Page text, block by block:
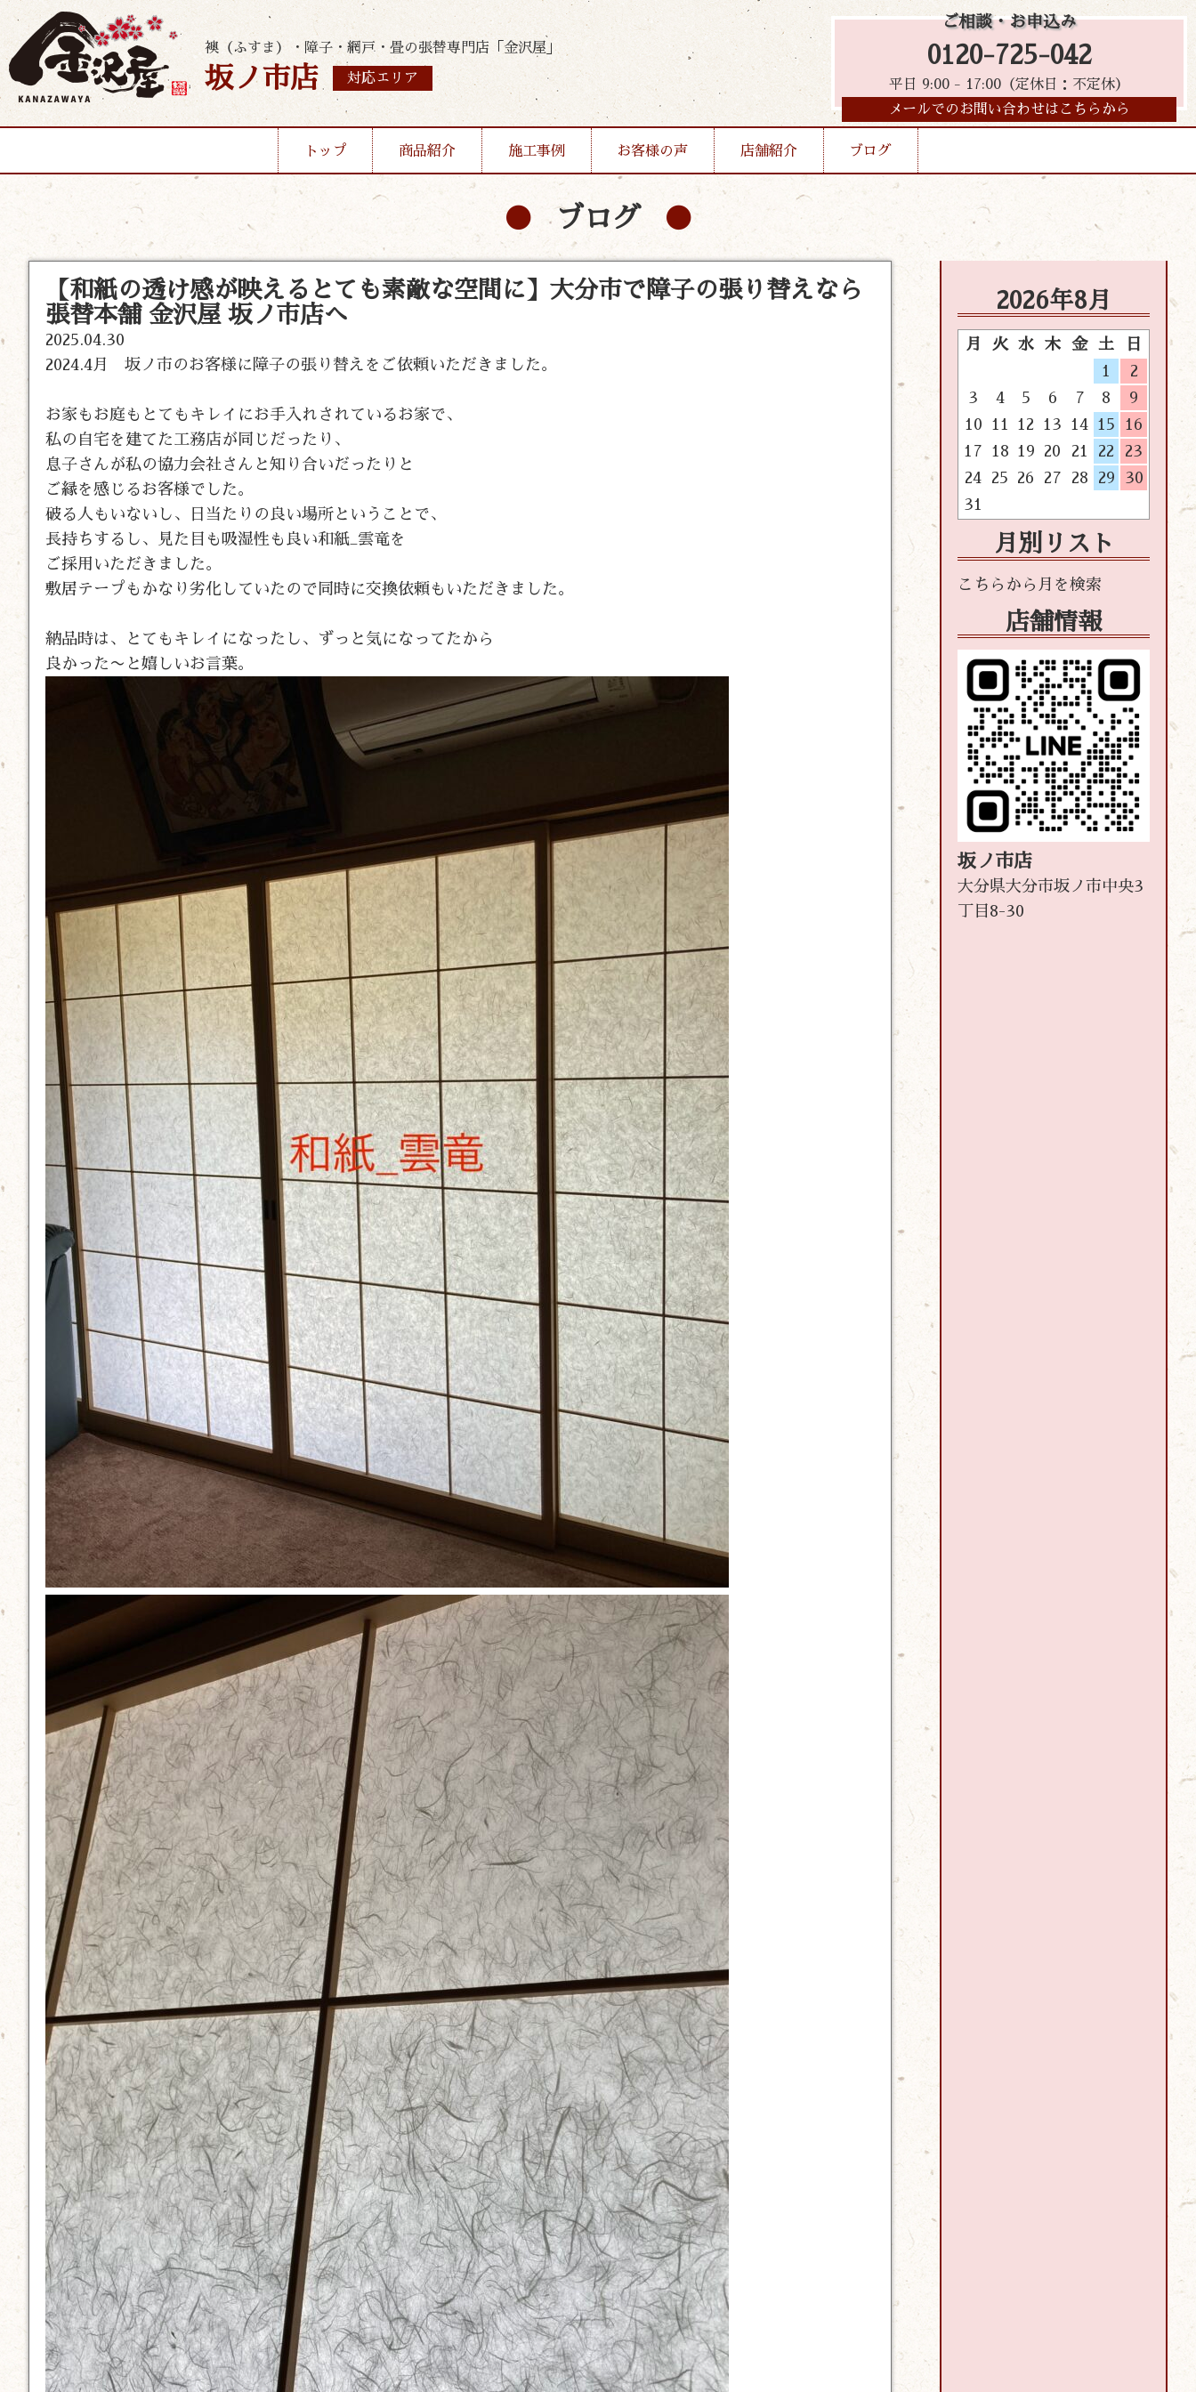
襖（ふすま）・障子・網戸・畳の張替専門店「金沢屋」
坂ノ市店 対応エリア
ご相談・お申込み
0120-725-042
平日 9:00 - 17:00（定休日：不定休）
メールでのお問い合わせはこちらから
トップ 商品紹介 施工事例 お客様の声 店舗紹介 ブログ
ブログ
【和紙の透け感が映えるとても素敵な空間に】大分市で障子の張り替えなら
張替本舗 金沢屋 坂ノ市店へ
2025.04.30
2024.4月 坂ノ市のお客様に障子の張り替えをご依頼いただきました。
お家もお庭もとてもキレイにお手入れされているお家で、
私の自宅を建てた工務店が同じだったり、
息子さんが私の協力会社さんと知り合いだったりと
ご縁を感じるお客様でした。
破る人もいないし、日当たりの良い場所ということで、
長持ちするし、見た目も吸湿性も良い和紙_雲竜を
ご採用いただきました。
敷居テープもかなり劣化していたので同時に交換依頼もいただきました。
納品時は、とてもキレイになったし、ずっと気になってたから
良かった〜と嬉しいお言葉。
2026年8月
月 火 水 木 金 土
日
1
2
3
4 5 6 7 8
9
10
11 12 13 14 15
16
17
18 19 20 21 22
23
24
25 26 27 28 29
30
31
月別リスト
店舗情報
坂ノ市店
大分県大分市坂ノ市中央3
丁目8-30